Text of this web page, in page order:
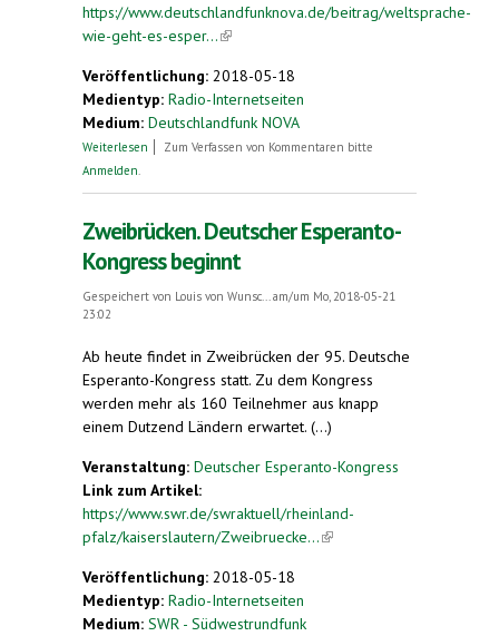
https://www.deutschlandfunknova.de/beitrag/weltsprache-
wie-geht-es-esper...(link is external)
Veröffentlichung: 2018-05-18
Medientyp: Radio-Internetseiten
Medium: Deutschlandfunk NOVA
Weiterlesen über Esperanto. Die Möchtegern-Weltsprache
Zum Verfassen von Kommentaren bitte
Anmelden
Zweibrücken. Deutscher Esperanto-
Kongress beginnt
Gespeichert von Louis von Wunsc...
am/um Mo, 2018-05-21
23:02
Ab heute findet in Zweibrücken der 95. Deutsche
Esperanto-Kongress statt. Zu dem Kongress
werden mehr als 160 Teilnehmer aus knapp
einem Dutzend Ländern erwartet. (...)
Veranstaltung: Deutscher Esperanto-Kongress
Link zum Artikel:
https://www.swr.de/swraktuell/rheinland-
pfalz/kaiserslautern/Zweibruecke...(link is
Veröffentlichung: 2018-05-18
Medientyp: Radio-Internetseiten
Medium: SWR - Südwestrundfunk